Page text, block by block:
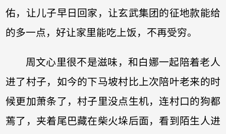
佑，让儿子早日回家，让玄武集团的征地款能给
的多一点，好让家里能吃上饭，不再受穷。
周文心里很不是滋味，和白娜一起陪着老人
进了村子，如今的下马坡村比上次陪叶老来的时
候更加萧条了，村子里没点生机，连村口的狗都
蔫了，夹着尾巴藏在柴火垛后面，看到陌生人进